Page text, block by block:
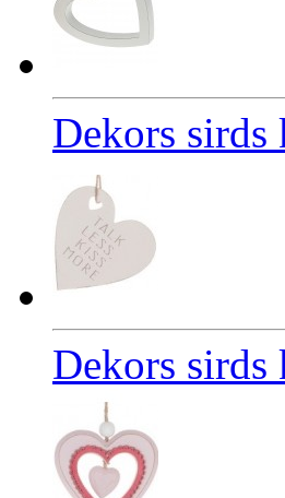
Dekors sirds
Dekors sirds